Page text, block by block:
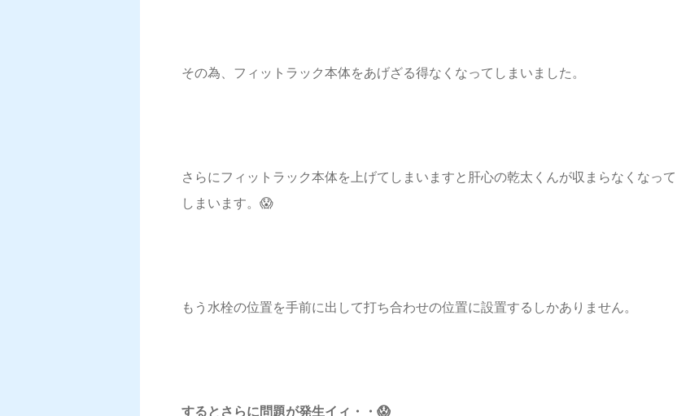
その為、フィットラック本体をあげざる得なくなってしまいました。
さらにフィットラック本体を上げてしまいますと肝心の乾太くんが収まらなくなって
しまいます。😱
もう水栓の位置を手前に出して打ち合わせの位置に設置するしかありません。
するとさらに問題が発生イィ・・😱